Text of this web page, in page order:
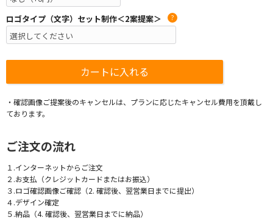
ロゴタイプ（文字）セット制作＜2案提案＞ ?
・確認画像ご提案後のキャンセルは、プランに応じたキャンセル費用を頂戴し
ております。
ご注文の流れ
１.インターネットからご注文
２.お支払（クレジットカードまたはお振込）
３.ロゴ確認画像ご確認（2. 確認後、翌営業日までに提出）
４.デザイン確定
５.納品（4. 確認後、翌営業日までに納品）